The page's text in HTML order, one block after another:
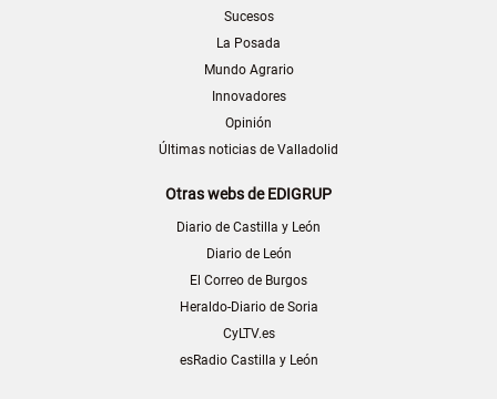
Sucesos
La Posada
Mundo Agrario
Innovadores
Opinión
Últimas noticias de Valladolid
Otras webs de EDIGRUP
Diario de Castilla y León
Diario de León
El Correo de Burgos
Heraldo-Diario de Soria
CyLTV.es
esRadio Castilla y León